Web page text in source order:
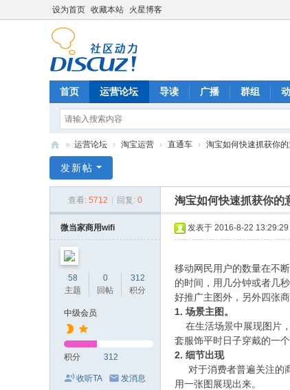
设为首页 收藏本站 火星博客
首页 运营论坛 导读 广播 群组
商
» 运营论坛 › 淘宝运营 › 直通车 › 淘宝如何快速抓获你
发新帖
查看: 5712 回复: 0 淘宝如何快速抓获你的
微当家商用wifi
58
主题
0
回帖
312
积分
中级会员
积分 312
收听TA 发消息
发表于 2016-8-22 13:29:29
移动网民用户的数量在不
的时间，用几分钟或者几
好推广主图外，另外四张
1. 场景主图。
在生活场景中展现图片
套服饰平时日子穿戴的一
2. 细节出现
对于消费者普遍关注的
用一张图展现出来。